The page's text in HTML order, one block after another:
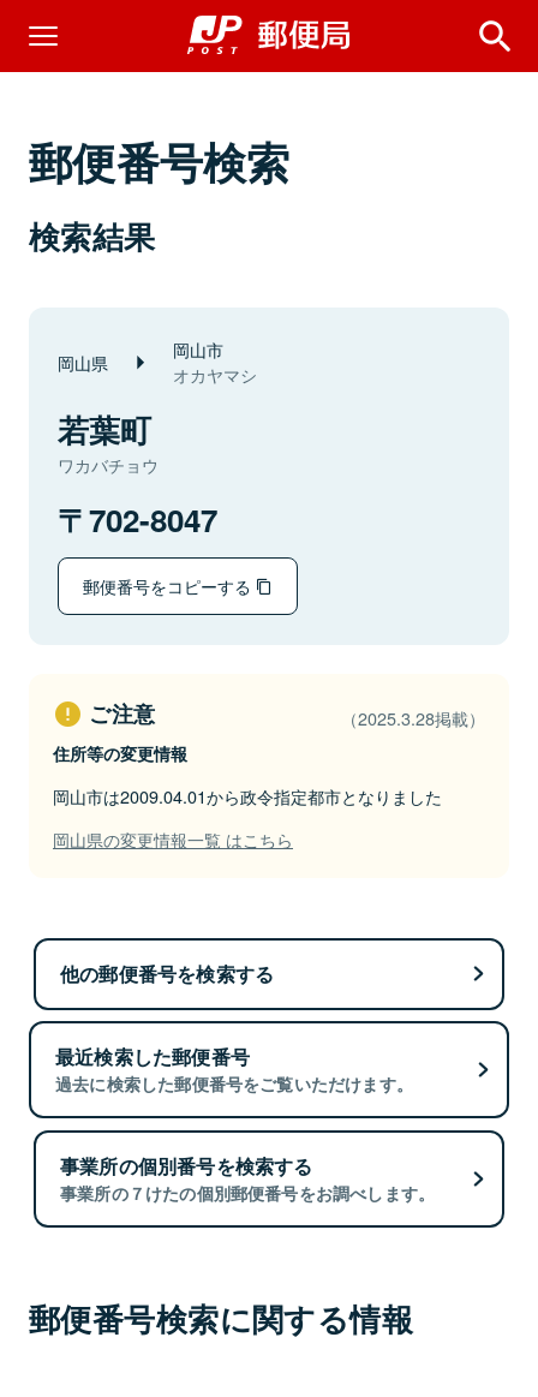
郵便番号検索
検索結果
岡山県 岡山市
オカヤマシ
若葉町
ワカバチョウ
702-8047
郵便番号をコピーする
ご注意 （2025.3.28掲載）
住所等の変更情報
岡山市は2009.04.01から政令指定都市となりました
岡山県の変更情報一覧 はこちら
他の郵便番号を検索する
最近検索した郵便番号
過去に検索した郵便番号をご覧いただけます。
事業所の個別番号を検索する
事業所の７けたの個別郵便番号をお調べします。
郵便番号検索に関する情報